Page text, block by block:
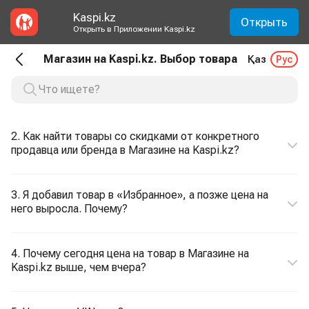
Kaspi.kz
Открыть в Приложении Kaspi.kz Открыть
Магазин на Kaspi.kz. Выбор товара Қаз Рус
2. Как найти товары со скидками от конкретного
продавца или бренда в Магазине на Kaspi.kz?
3. Я добавил товар в «Избранное», а позже цена на
него выросла. Почему?
4. Почему сегодня цена на товар в Магазине на
Kaspi.kz выше, чем вчера?